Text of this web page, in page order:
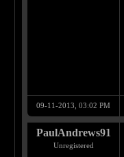
09-11-2013, 03:02 PM
PaulAndrews91
Unregistered